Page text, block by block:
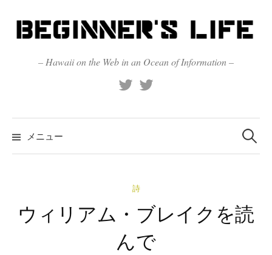
ン
テ
キ
ッ
プ
– Hawaii on the Web in an Ocean of Information –
メニュー
検
索:
詩
ウィリアム・ブレイクを読
んで